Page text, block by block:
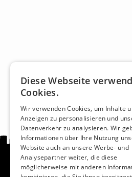
Diese Webseite
Cookies.
Wir verwenden Cookies, um Inhalte
Anzeigen zu personalisieren und
Datenverkehr zu analysieren. Wir
Informationen über Ihre Nutzung
Website auch an unsere Werbe- und
Analysepartner weiter, die diese
möglicherweise mit anderen